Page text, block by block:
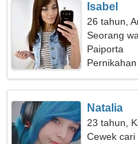
Isabel
26 tahun,
Seorang
Paiporta
Pernikahan
Natalia
23 tahun,
Cewek cari